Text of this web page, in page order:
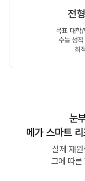
전
목표 대학/
수능 성
최
눈
메가 스마트
실제 재
그에 따른